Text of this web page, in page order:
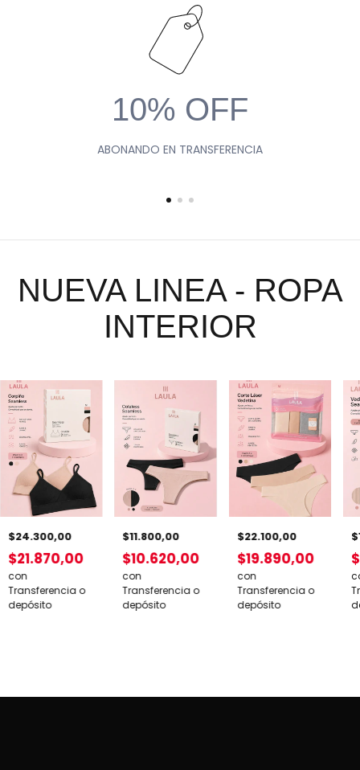
10% OFF
ABONANDO EN TRANSFERENCIA
NUEVA LINEA - ROPA
INTERIOR
$24.300,00
$21.870,00
con
Transferencia o
depósito
$11.800,00
$10.620,00
con
Transferencia o
depósito
$22.100,00
$19.890,00
con
Transferencia o
depósito